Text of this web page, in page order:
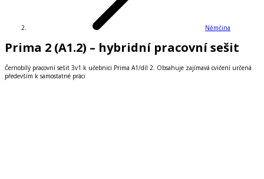
Němčina
Prima 2 (A1.2) – hybridní pracovní sešit
Černobílý pracovní sešit 3v1 k učebnici Prima A1/díl 2. Obsahuje zajímavá cvičení určená
především k samostatné práci